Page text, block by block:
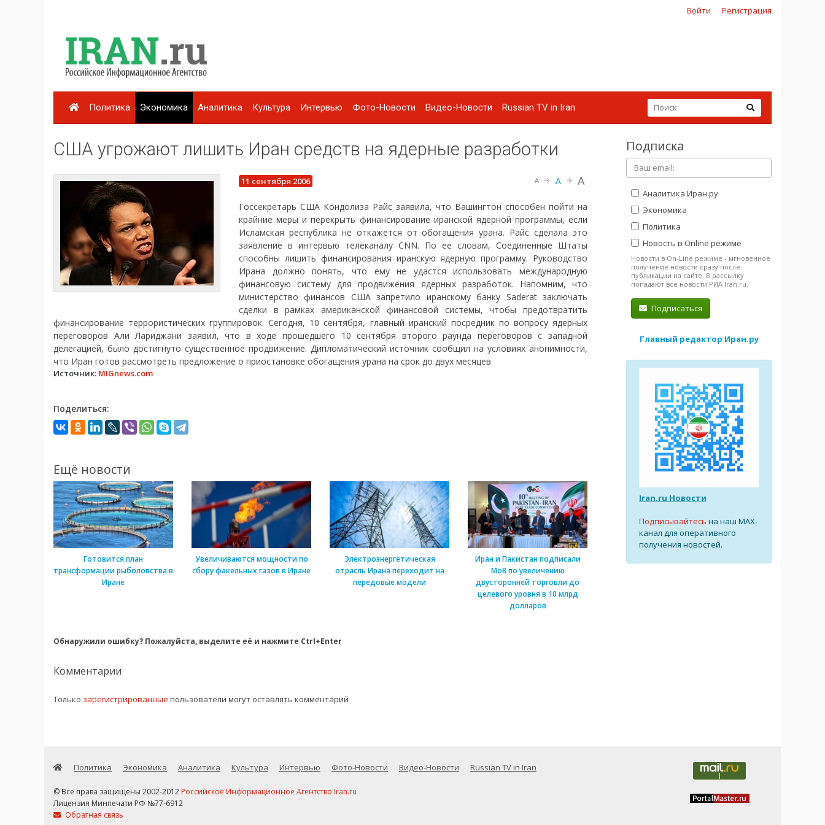
Войти Регистрация
Политика Экономика Аналитика Культура Интервью Фото-Новости Видео-Новости Russian TV in Iran
США угрожают лишить Иран средств на ядерные разработки
11 сентября 2006 A A A
Госсекретарь США Кондолиза Райс заявила, что Вашингтон способен пойти на
крайние меры и перекрыть финансирование иранской ядерной программы, если
Исламская республика не откажется от обогащения урана. Райс сделала это
заявление в интервью телеканалу СNN. По ее словам, Соединенные Штаты
способны лишить финансирования иранскую ядерную программу. Руководство
Ирана должно понять, что ему не удастся использовать международную
финансовую систему для продвижения ядерных разработок. Напомним, что
министерство финансов США запретило иранскому банку Saderat заключать
сделки в рамках американской финансовой системы, чтобы предотвратить
финансирование террористических группировок. Сегодня, 10 сентября, главный иранский посредник по вопросу ядерных
переговоров Али Лариджани заявил, что в ходе прошедшего 10 сентября второго раунда переговоров с западной
делегацией, было достигнуто существенное продвижение. Дипломатический источник сообщил на условиях анонимности,
что Иран готов рассмотреть предложение о приостановке обогащения урана на срок до двух месяцев
Источник: MIGnews.com
Поделиться:
Ещё новости
Готовится план
трансформации рыболовства в
Иране
Увеличиваются мощности по
сбору факельных газов в Иране
Электроэнергетическая
отрасль Ирана переходит на
передовые модели
Иран и Пакистан подписали
МоВ по увеличению
двусторонней торговли до
целевого уровня в 10 млрд
долларов
Обнаружили ошибку? Пожалуйста, выделите её и нажмите Ctrl+Enter
Комментарии
Только зарегистрированные пользователи могут оставлять комментарий
Подписка
Аналитика Иран.ру
Экономика
Политика
Новость в Online режиме
Новости в On-Line режиме - мгновенное
получение новости сразу после
публикации на сайте. В рассылку
попадают все новости РИА Iran.ru.
Подписаться
Главный редактор Иран.ру
Iran.ru Новости
Подписывайтесь на наш MAX-
канал для оперативного
получения новостей.
Политика Экономика Аналитика Культура Интервью Фото-Новости Видео-Новости Russian TV in Iran
© Все права защищены 2002-2012 Российское Информационное Агентство Iran.ru
Лицензия Минпечати РФ №77-6912
Обратная связь